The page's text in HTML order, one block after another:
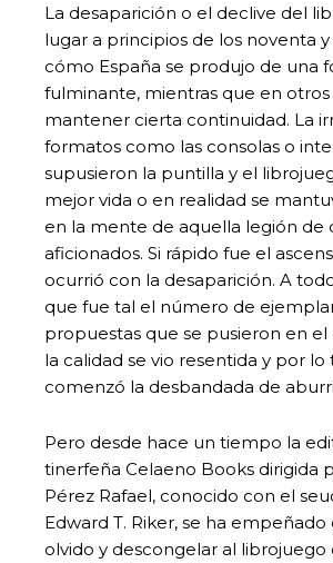
La desaparición o el declive del
lugar a principios de los noventa
cómo España se produjo de una
fulminante, mientras que en otros
mantener cierta continuidad. La
formatos como las consolas o
supusieron la puntilla y el
mejor vida o en realidad se
en la mente de aquella legión de
aficionados. Si rápido fue el
ocurrió con la desaparición. A
que fue tal el número de
propuestas que se pusieron en
la calidad se vio resentida y por lo
comenzó la desbandada de
Pero desde hace un tiempo la
tinerfeña Celaeno Books dirigida
Pérez Rafael, conocido con el
Edward T. Riker, se ha empeñado
olvido y descongelar al librojuego